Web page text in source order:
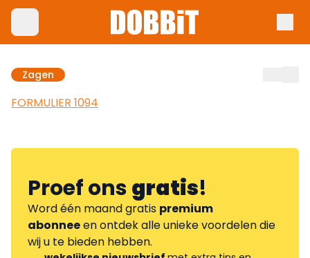
Zagen
FORMULIER 1094
Proef onsgratis!
Word één maand gratis premium
abonneeen ontdek alle unieke voordelen die
wij u te bieden hebben.